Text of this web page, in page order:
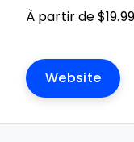
À partir de
Website